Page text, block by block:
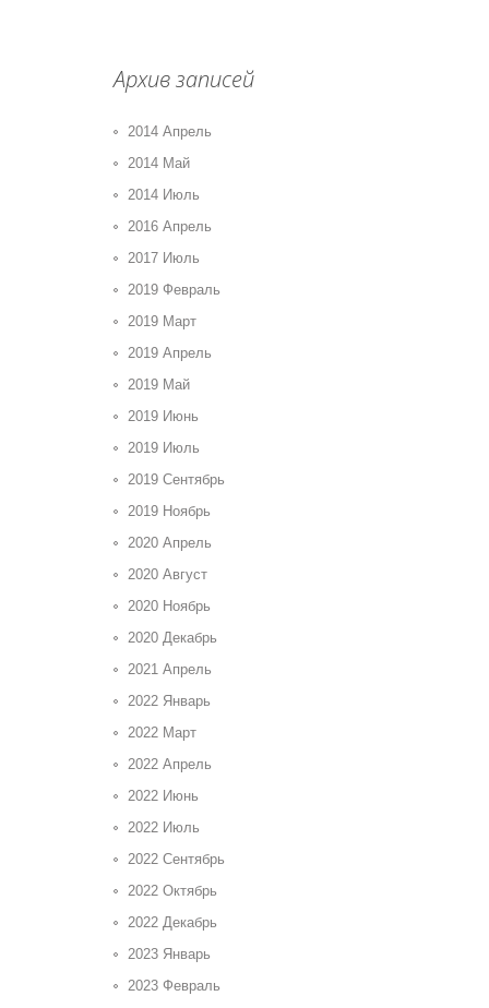
Архив записей
2014 Апрель
2014 Май
2014 Июль
2016 Апрель
2017 Июль
2019 Февраль
2019 Март
2019 Апрель
2019 Май
2019 Июнь
2019 Июль
2019 Сентябрь
2019 Ноябрь
2020 Апрель
2020 Август
2020 Ноябрь
2020 Декабрь
2021 Апрель
2022 Январь
2022 Март
2022 Апрель
2022 Июнь
2022 Июль
2022 Сентябрь
2022 Октябрь
2022 Декабрь
2023 Январь
2023 Февраль